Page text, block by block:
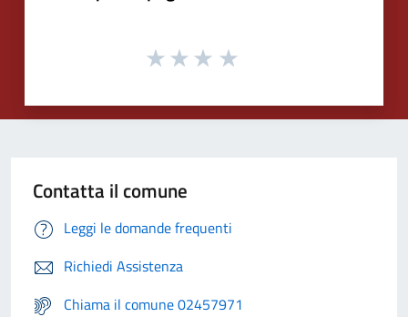
Contatta il comune
Leggi le domande frequenti
Richiedi Assistenza
Chiama il comune 02457971